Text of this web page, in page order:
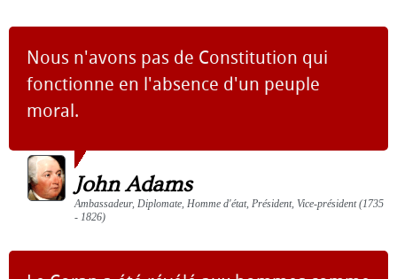
Nous n'avons pas de Constitution qui
fonctionne en l'absence d'un peuple
moral.
John Adams
Ambassadeur, Diplomate, Homme d'état, Président, Vice-président (1735
- 1826)